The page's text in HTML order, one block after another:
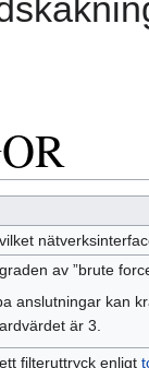
av ”brute
anslutningar kan
är 3.
filteruttryck enligt